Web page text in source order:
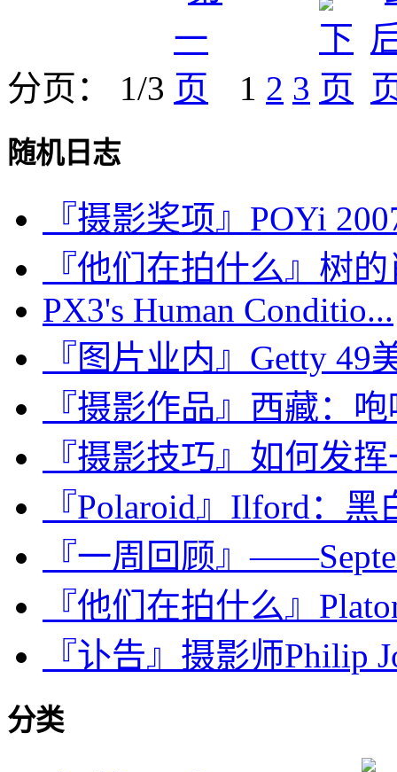
分页： 1/3 1 2 3
随机日志
『摄影奖项』POYi
『他们在拍什么』树
PX3's Human Conditio...
『图片业内』Getty
『摄影作品』西藏：
『摄影技巧』如何发
『Polaroid』Ilford：黑
『一周回顾』
『他们在拍什么』
『讣告』摄影师Philip
分类